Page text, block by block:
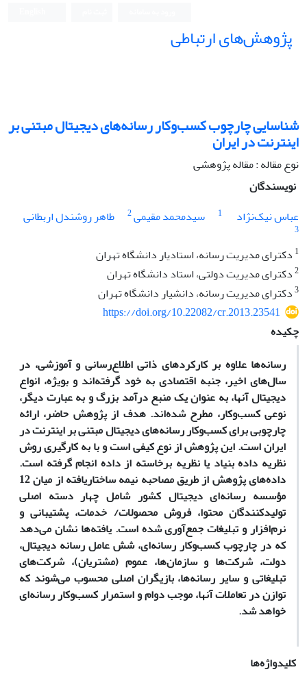
پژوهش‌های ارتباطی
شناسایی چارچوب کسب‌وکار رسانه‌های دیجیتال مبتنی بر
اینترنت در ایران
نوع مقاله : مقاله پژوهشی
نویسندگان
عباس نیک‌نژاد
1 سیدمحمد مقیمی2 طاهر روشندل اربطانی
3
1 دکترای مدیریت رسانه، استادیار دانشگاه تهران
2دکترای مدیریت دولتی، استاد دانشگاه تهران
3دکترای مدیریت رسانه، دانشیار دانشگاه تهران
https://doi.org/10.22082/cr.2013.23541
چکیده
رسانه‌ها علاوه بر کارکردهای ذاتی اطلاع‌رسانی و آموزشی، در
سال‌های اخیر، جنبه اقتصادی به خود گرفته‌اند و بویژه، انواع
دیجیتال آنها، به عنوان یک منبع درآمد بزرگ و به عبارت دیگر،
نوعی کسب‌و‌کار، مطرح شده‌اند. هدف از پژوهش حاضر، ارائه
چارچوبی برای کسب‌وکار رسانه‌های دیجیتال مبتنی بر اینترنت در
ایران است. این پژوهش از نوع کیفی است و با به کارگیری روش
نظریه داده بنیاد یا نظریه برخاسته از داده انجام گرفته است.
داده‌های پژوهش از طریق مصاحبه نیمه ساختاریافته از میان 12
مؤسسه رسانه‌ای دیجیتال کشور شامل چهار دسته اصلی
تولید‌کنندگان محتوا، فروش محصولات/ خدمات، پشتیبانی و
نرم‌افزار و تبلیغات جمع‌آوری شده است. یافته‌ها نشان می‌دهد
که در چارچوب کسب‌وکار رسانه‌ای، شش عامل رسانه دیجیتال،
دولت، شرکت‌ها و سازمان‌ها، عموم (مشتریان)، شرکت‌های
تبلیغاتی و سایر رسانه‌ها، بازیگران اصلی محسوب می‌شوند که
توازن در تعاملات آنها، موجب دوام و استمرار کسب‌وکار رسانه‌ای
خواهد شد.
کلیدواژه‌ها